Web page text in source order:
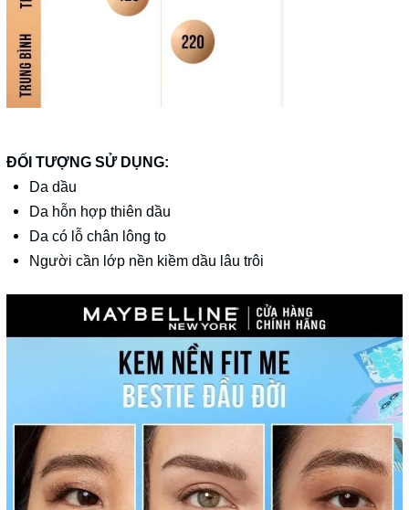
ĐỐI TƯỢNG SỬ DỤNG:
Da dầu
Da hỗn hợp thiên dầu
Da có lỗ chân lông to
Người cần lớp nền kiềm dầu lâu trôi